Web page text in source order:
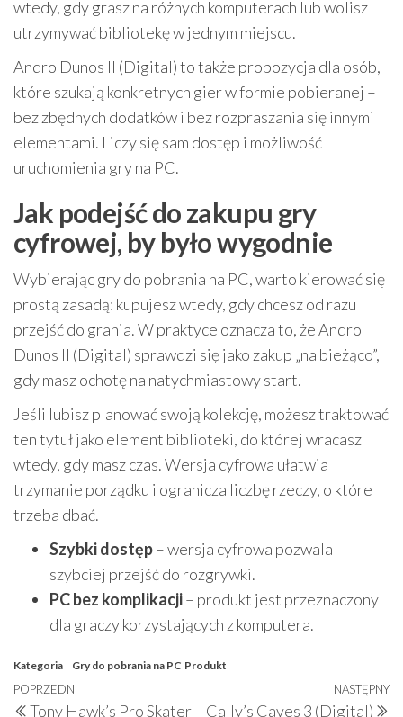
wtedy, gdy grasz na różnych komputerach lub wolisz
utrzymywać bibliotekę w jednym miejscu.
Andro Dunos II (Digital) to także propozycja dla osób,
które szukają konkretnych gier w formie pobieranej –
bez zbędnych dodatków i bez rozpraszania się innymi
elementami. Liczy się sam dostęp i możliwość
uruchomienia gry na PC.
Jak podejść do zakupu gry
cyfrowej, by było wygodnie
Wybierając gry do pobrania na PC, warto kierować się
prostą zasadą: kupujesz wtedy, gdy chcesz od razu
przejść do grania. W praktyce oznacza to, że Andro
Dunos II (Digital) sprawdzi się jako zakup „na bieżąco”,
gdy masz ochotę na natychmiastowy start.
Jeśli lubisz planować swoją kolekcję, możesz traktować
ten tytuł jako element biblioteki, do której wracasz
wtedy, gdy masz czas. Wersja cyfrowa ułatwia
trzymanie porządku i ogranicza liczbę rzeczy, o które
trzeba dbać.
Szybki dostęp– wersja cyfrowa pozwala
szybciej przejść do rozgrywki.
PC bez komplikacji– produkt jest przeznaczony
dla graczy korzystających z komputera.
Kategoria Gry do pobrania na PC Produkt
Nawigacja
Poprzedni
POPRZEDNI
Tony Hawk’s Pro Skater
NASTĘPNY
Cally’s Caves 3 (Digital)